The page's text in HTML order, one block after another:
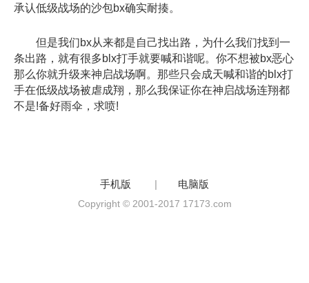
承认低级战场的沙包bx确实耐揍。
但是我们bx从来都是自己找出路，为什么我们找到一
条出路，就有很多blx打手就要喊和谐呢。你不想被bx恶心
那么你就升级来神启战场啊。那些只会成天喊和谐的blx打
手在低级战场被虐成翔，那么我保证你在神启战场连翔都
不是!备好雨伞，求喷!
手机版 | 电脑版
Copyright © 2001-2017 17173.com